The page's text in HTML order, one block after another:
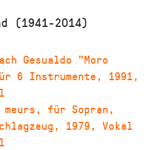
(1941-2014)
Gesualdo "Moro
6 Instrumente, 1991,
, für Sopran,
, 1979, Vokal